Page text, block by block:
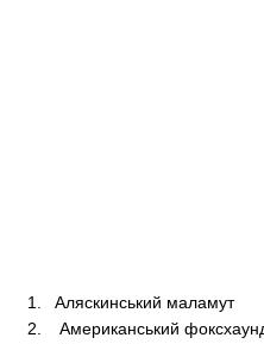
Аляскинський маламут
Американський